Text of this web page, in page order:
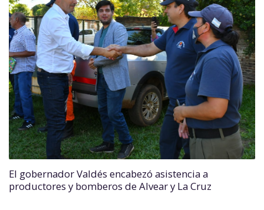
El gobernador Valdés encabezó asistencia a
productores y bomberos de Alvear y La Cruz